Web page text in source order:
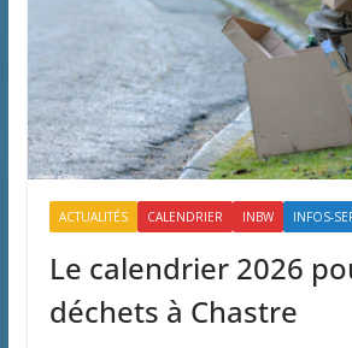
ACTUALITÉS CALENDRIER INBW INFOS-
Le calendrier 2026
déchets à Chastre